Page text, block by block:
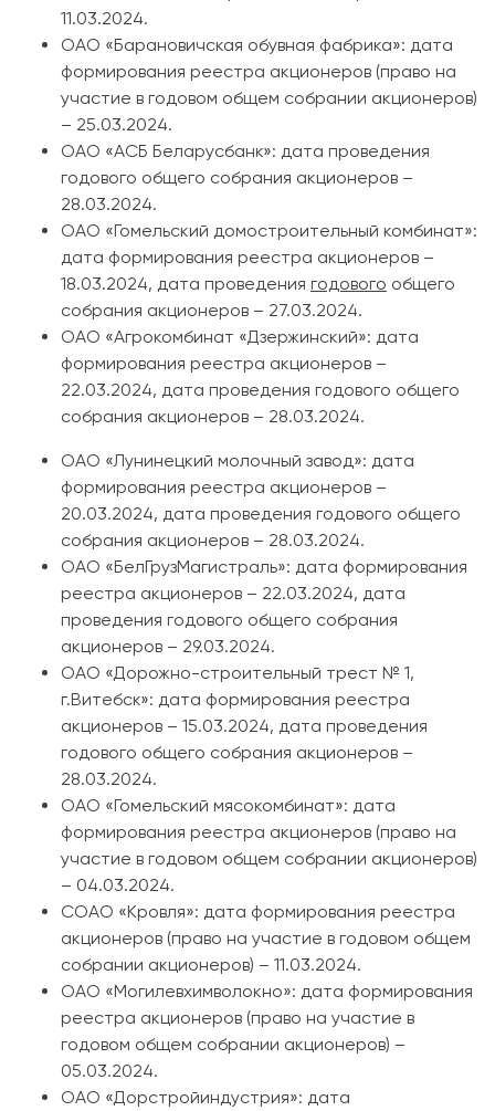
11.03.2024.
ОАО «Барановичская обувная фабрика»: дата
формирования реестра акционеров (право на
участие в годовом общем собрании акционеров)
– 25.03.2024.
ОАО «АСБ Беларусбанк»: дата проведения
годового общего собрания акционеров –
28.03.2024.
ОАО «Гомельский домостроительный комбинат»:
дата формирования реестра акционеров –
18.03.2024, дата проведения годового общего
собрания акционеров – 27.03.2024.
ОАО «Агрокомбинат «Дзержинский»: дата
формирования реестра акционеров –
22.03.2024, дата проведения годового общего
собрания акционеров – 28.03.2024.
ОАО «Лунинецкий молочный завод»: дата
формирования реестра акционеров –
20.03.2024, дата проведения годового общего
собрания акционеров – 28.03.2024.
ОАО «БелГрузМагистраль»: дата формирования
реестра акционеров – 22.03.2024, дата
проведения годового общего собрания
акционеров – 29.03.2024.
ОАО «Дорожно-строительный трест № 1,
г.Витебск»: дата формирования реестра
акционеров – 15.03.2024, дата проведения
годового общего собрания акционеров –
28.03.2024.
ОАО «Гомельский мясокомбинат»: дата
формирования реестра акционеров (право на
участие в годовом общем собрании акционеров)
– 04.03.2024.
СОАО «Кровля»: дата формирования реестра
акционеров (право на участие в годовом общем
собрании акционеров) – 11.03.2024.
ОАО «Могилевхимволокно»: дата формирования
реестра акционеров (право на участие в
годовом общем собрании акционеров) –
05.03.2024.
ОАО «Дорстройиндустрия»: дата